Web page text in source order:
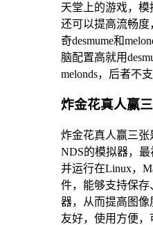
天堂上的游戏，模
还可以提高流畅
奇desmume和
脑配置高就用
melonds，后者不
炸金花真人赢
炸金花真人赢三
NDS的模拟器，最
并运行在Linux，
件，能够支持保
器，从而提高图
友好，使用方便